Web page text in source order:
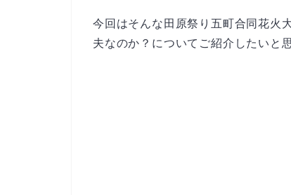
今回はそんな田原祭り五町合同花火
夫なのか？についてご紹介したいと